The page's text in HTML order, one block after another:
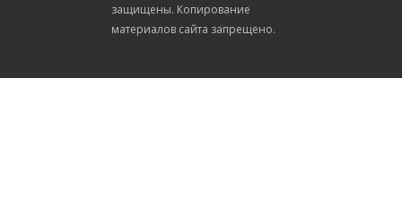
защищены. Копирование
материалов сайта запрещено.